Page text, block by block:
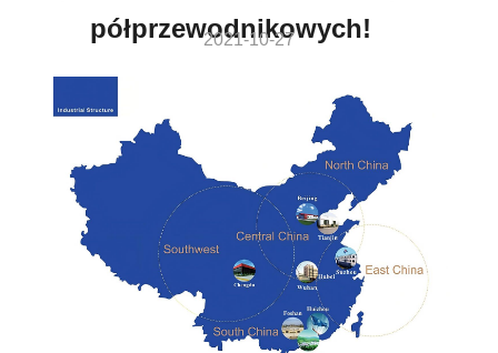
półprzewodnikowych!
2021-10-27